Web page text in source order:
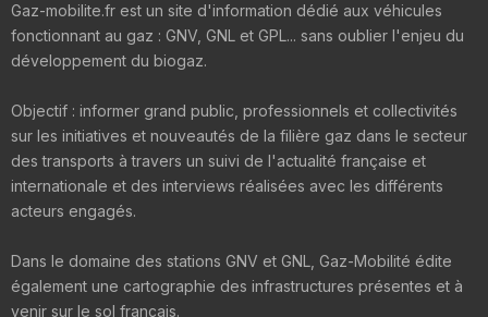
Gaz-mobilite.fr est un site d'information dédié aux véhicules
fonctionnant au gaz : GNV, GNL et GPL... sans oublier l'enjeu du
développement du biogaz.
Objectif : informer grand public, professionnels et collectivités
sur les initiatives et nouveautés de la filière gaz dans le secteur
des transports à travers un suivi de l'actualité française et
internationale et des interviews réalisées avec les différents
acteurs engagés.
Dans le domaine des stations GNV et GNL, Gaz-Mobilité édite
également une cartographie des infrastructures présentes et à
venir sur le sol français.